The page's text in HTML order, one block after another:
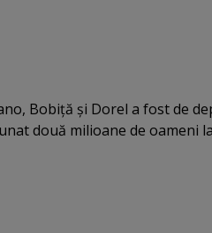
Bobiţă şi Dorel a fost de
două milioane de oameni